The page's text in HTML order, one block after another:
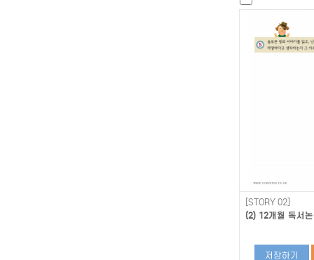
[STORY 02]
(2) 12개월 독서
저장하기